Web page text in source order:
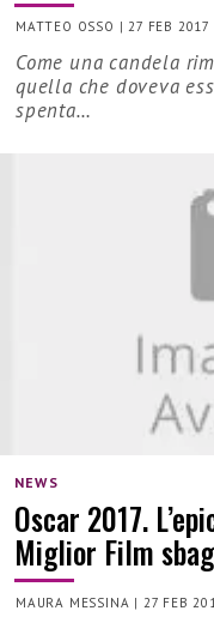
MATTEO OSSO |27 FEB 2017
Come una candela
quella che doveva
spenta…
NEWS
Oscar 2017.
Miglior Film
MAURA MESSINA | 27 FEB